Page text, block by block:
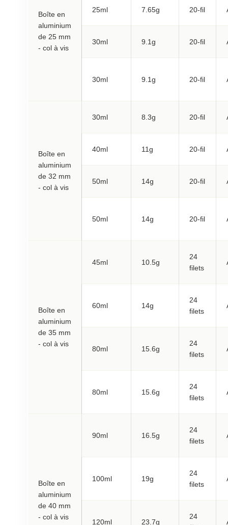
Boîte en
aluminium
de 25 mm
- col à vis
25ml 7.65g 20-fil
30ml 9.1g 20-fil
30ml 9.1g 20-fil
Boîte en
aluminium
de 32 mm
- col à vis
30ml 8.3g 20-fil
40ml 11g 20-fil
50ml 14g 20-fil
50ml 14g 20-fil
Boîte en
aluminium
de 35 mm
- col à vis
45ml 10.5g
24
filets
60ml 14g
24
filets
80ml 15.6g
24
filets
80ml 15.6g
24
filets
Boîte en
aluminium
de 40 mm
- col à vis
90ml 16.5g
24
filets
100ml 19g
24
filets
120ml 23.7g
24